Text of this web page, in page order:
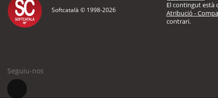
Softcatalà © 1998-2026
El contingut està
Atribució -
contrari.
Seguiu-nos